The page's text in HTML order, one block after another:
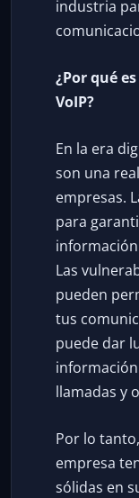
industria
¿Por qué
VoIP?
En la era
son una
empresas.
para
Las
pueden
tus
puede dar
llamadas y
Por lo
empresa
sólidas en